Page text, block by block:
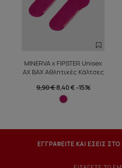
MINERVA x FIPSTER Unisex
ΑΧ ΒΑΧ Αθλητικές Κάλτσες
9,90 €8,40 € -15%
ΕΓΓΡΑΦΕΙΤΕ ΚΑΙ ΕΣΕΙΣ